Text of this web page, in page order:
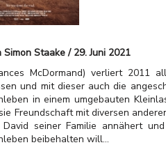
Staake / 29. Juni 2021
McDormand) verliert 2011
und mit dieser auch die
in einem umgebauten
Freundschaft mit diversen
seiner Familie annähert
beibehalten will...